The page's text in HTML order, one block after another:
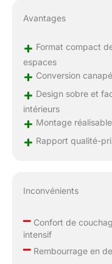
Avantages
+ Format compact
espaces
+ Conversion
+ Design sobre et
intérieurs
+ Montage
+ Rapport qualité-
Inconvénients
–Confort de
intensif
–Rembourrage en